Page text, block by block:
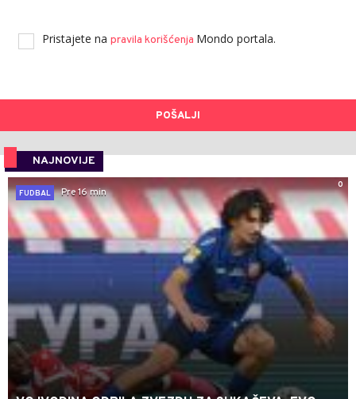
Pristajete na pravila korišćenja Mondo portala.
POŠALJI
NAJNOVIJE
0
FUDBAL
Pre 16 min